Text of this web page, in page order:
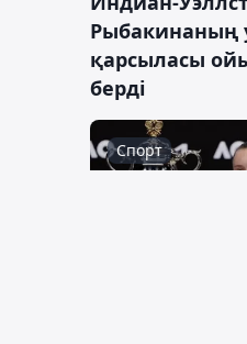
Рыбакинаның
қарсыласы
берді
Спорт